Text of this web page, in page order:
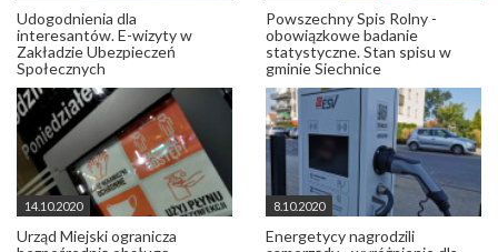
Udogodnienia dla
interesantów. E-wizyty w
Zakładzie Ubezpieczeń
Społecznych
Powszechny Spis Rolny -
obowiązkowe badanie
statystyczne. Stan spisu w
gminie Siechnice
14.10.2020
Urząd Miejski ogranicza
8.10.2020
Energetycy nagrodzili